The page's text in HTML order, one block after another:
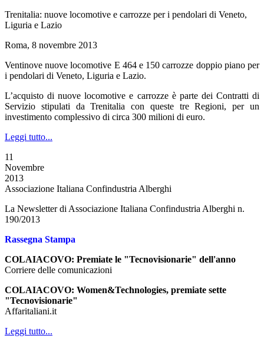
Trenitalia: nuove locomotive e carrozze per i pendolari di Veneto,
Liguria e Lazio
Roma, 8 novembre 2013
Ventinove nuove locomotive E 464 e 150 carrozze doppio piano per
i pendolari di Veneto, Liguria e Lazio.
L’acquisto di nuove locomotive e carrozze è parte dei Contratti di
Servizio stipulati da Trenitalia con queste tre Regioni, per un
investimento complessivo di circa 300 milioni di euro.
Leggi tutto...
11
Novembre
2013
Associazione Italiana Confindustria Alberghi
La Newsletter di Associazione Italiana Confindustria Alberghi n.
190/2013
Rassegna Stampa
COLAIACOVO: Premiate le "Tecnovisionarie" dell'anno
Corriere delle comunicazioni
COLAIACOVO: Women&Technologies, premiate sette
"Tecnovisionarie"
Affaritaliani.it
Leggi tutto...